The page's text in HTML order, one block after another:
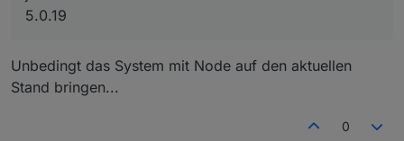
5.0.19
Unbedingt das System mit Node auf den aktuellen
Stand bringen...
0